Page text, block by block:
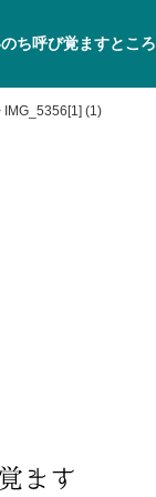
ち呼び覚ますところ
IMG_5356[1] (1)